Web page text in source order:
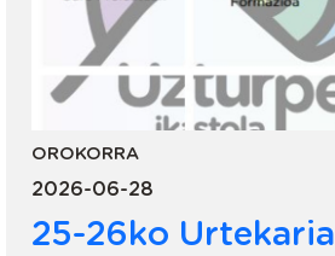
OROKORRA
2026-06-28
25-26ko Urtekaria